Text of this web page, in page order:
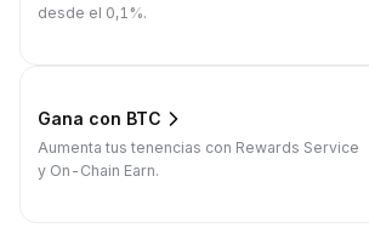
desde el 0,1%.
Gana con BTC
Aumenta tus tenencias con Rewards Service
y On-Chain Earn.